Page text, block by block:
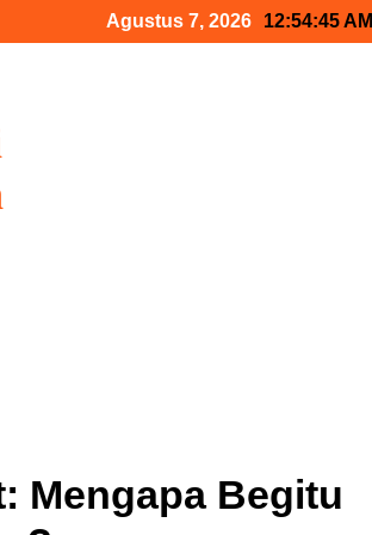
Agustus 7, 2026 12:54:46 AM
Mengapa Begitu